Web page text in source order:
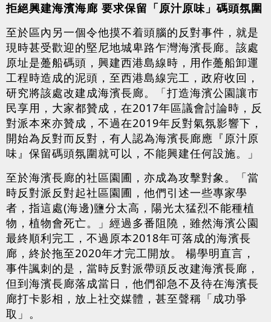
拒絕興建海濱海廊 要求保留「原汁原味」碼頭氛圍
至於區內另一個令他摸不着頭腦的反對事件，就是
現時甚受歡迎的堅尼地城卑路乍灣海濱長廊。該處
原址是躉船碼頭，興建西港島線時，用作躉船卸運
工程時造成的泥頭，至西港島線完工，政府收回，
研究將該處改建成海濱長廊。「打造海濱公園讓市
民享用，大家都贊成，在2017年區議會討論時，反
對派本來亦贊成，不過在2019年反對氣氛影響下，
開始為反對而反對，有人認為海濱長廊應『原汁原
味』保留碼頭氛圍就可以，不能興建任何設施。」
至於海濱長廊的社區園圃，亦成為攻擊對象。「當
時反對派反對起社區園圃，他們引述一些專家學
者，指這處(海邊)鹽分太高，陽光太猛烈不能種植
物，植物會死亡。」經過多番阻隢，雖然海濱公園
最終順利完工，不過原本2018年可落成的海濱長
廊，終於拖至2020年才完工開放。 楊學明直言，
事件諷刺的是，當時反對派帶頭反改建海濱長廊，
但到海濱長廊落成當日，他們卻急不及待在海濱長
廊打卡影相，放上社交媒體，甚至聲稱「成功爭
取」。